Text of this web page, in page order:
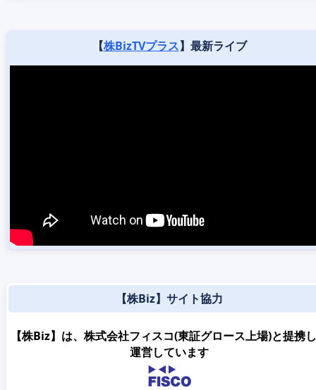
【株BizTVプラス】最新ライブ
【株Biz】サイト協力
【株Biz】は、株式会社フィスコ(東証グロース上場)と提携
運営しています